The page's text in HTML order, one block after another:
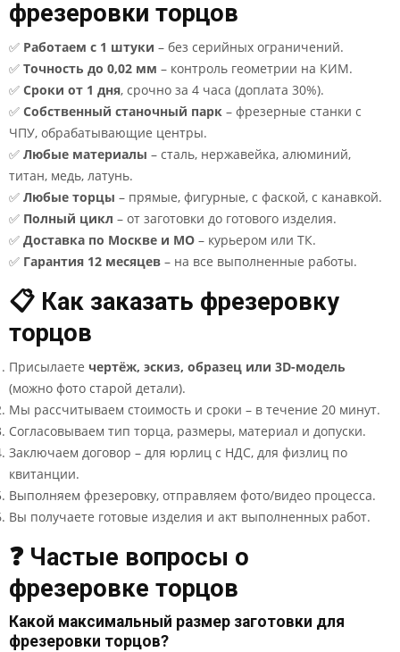
фрезеровки торцов
✅ Работаем с 1 штуки – без серийных ограничений.
✅ Точность до 0,02 мм – контроль геометрии на КИМ.
✅ Сроки от 1 дня, срочно за 4 часа (доплата 30%).
✅ Собственный станочный парк – фрезерные станки с
ЧПУ, обрабатывающие центры.
✅ Любые материалы – сталь, нержавейка, алюминий,
титан, медь, латунь.
✅ Любые торцы – прямые, фигурные, с фаской, с канавкой.
✅ Полный цикл – от заготовки до готового изделия.
✅ Доставка по Москве и МО – курьером или ТК.
✅ Гарантия 12 месяцев – на все выполненные работы.
📋 Как заказать фрезеровку
торцов
Присылаете чертёж, эскиз, образец или 3D-модель
(можно фото старой детали).
Мы рассчитываем стоимость и сроки – в течение 20 минут.
Согласовываем тип торца, размеры, материал и допуски.
Заключаем договор – для юрлиц с НДС, для физлиц по
квитанции.
Выполняем фрезеровку, отправляем фото/видео процесса.
Вы получаете готовые изделия и акт выполненных работ.
❓ Частые вопросы о
фрезеровке торцов
Какой максимальный размер заготовки для
фрезеровки торцов?